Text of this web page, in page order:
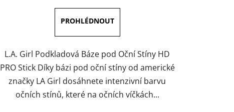
L.A. Girl Podkladová Báze pod Oční Stíny HD
PRO Stick Díky bázi pod oční stíny od americké
značky LA Girl dosáhnete intenzivní barvu
očních stínů, které na očních víčkách...